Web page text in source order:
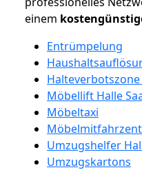
einem
Entrümpelung
Halteverbotszone
Möbellift Halle
Möbeltaxi
Umzugshelfer
Umzugskartons